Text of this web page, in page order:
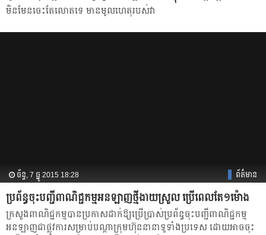
មិនមែនចេះតែលោតទេ មានមូលហេតុរបស់វា
ច័ន្ទ, 7 ធ្នូ 2015 18:28 ព័ត៌មាន
ប្រព័ន្ធ​ចុះ​បញ្ជី​ពាណិជ្ជកម្ម​អនឡាញ​ថ្មី​ងាយ​ស្រួល​ ប្រើ​ពេល​តែ១ម៉ោង
ក្រសួង​ពាណិជ្ជកម្ម​បាន​ប្រកាស​ដាក់​ឱ្យ​ប្រើប្រាស់​ប្រព័ន្ធ​ចុះ​បញ្ជី​ពាណិជ្ជកម្ម​
អនឡាញ​ជា​ផ្លូវ​ការ​សម្រាប់​​បណ្ដា​ក្រុមហ៊ុន​នានា​ទូទាំង​ប្រទេស​ ដោយ​​អាច​ចុះ​